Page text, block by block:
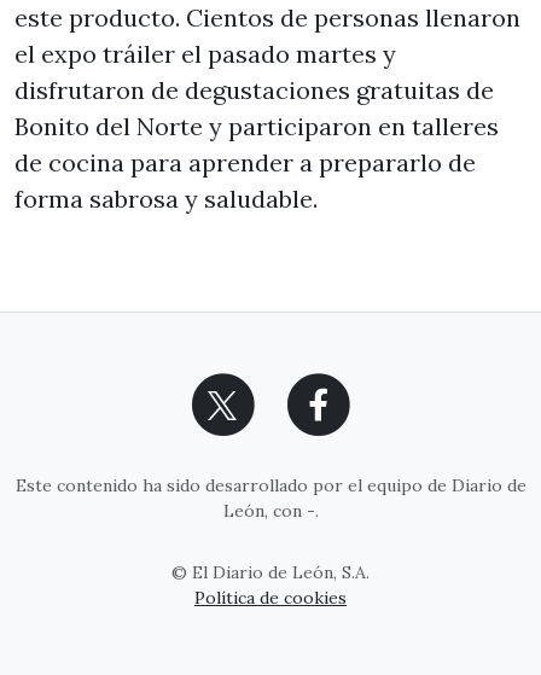
este producto. Cientos de personas llenaron
el expo tráiler el pasado martes y
disfrutaron de degustaciones gratuitas de
Bonito del Norte y participaron en talleres
de cocina para aprender a prepararlo de
forma sabrosa y saludable.
Este contenido ha sido desarrollado por el equipo de Diario de
León, con -.
© El Diario de León, S.A.
Política de cookies